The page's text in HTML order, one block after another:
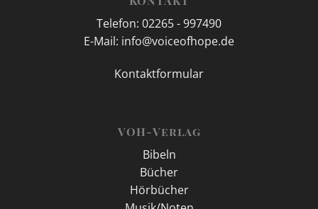
Telefon: 02265 - 997490
E-Mail: info@voiceofhope.de
Kontaktformular
VOH-Verlag
Bibeln
Bücher
Hörbücher